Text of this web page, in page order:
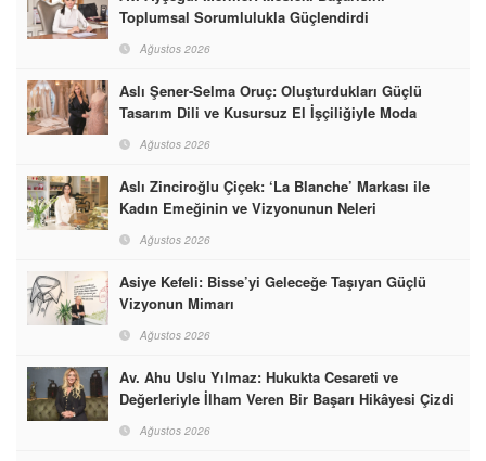
Toplumsal Sorumlulukla Güçlendirdi
Ağustos 2026
Aslı Şener-Selma Oruç: Oluşturdukları Güçlü
Tasarım Dili ve Kusursuz El İşçiliğiyle Moda
Dünyasına İmzalarını Attılar
Ağustos 2026
Aslı Zinciroğlu Çiçek: ‘La Blanche’ Markası ile
Kadın Emeğinin ve Vizyonunun Neleri
Başarabileceğinin En Güzel Örneğini Sunuyor
Ağustos 2026
Asiye Kefeli: Bisse’yi Geleceğe Taşıyan Güçlü
Vizyonun Mimarı
Ağustos 2026
Av. Ahu Uslu Yılmaz: Hukukta Cesareti ve
Değerleriyle İlham Veren Bir Başarı Hikâyesi Çizdi
Ağustos 2026